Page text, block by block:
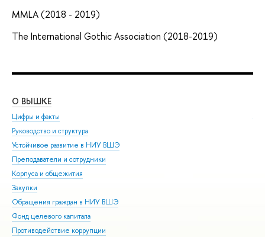
MMLA (2018 - 2019)
The International Gothic Association (2018-2019)
О ВЫШКЕ
Цифры и факты
Руководство и структура
Устойчивое развитие в НИУ ВШЭ
Преподаватели и сотрудники
Корпуса и общежития
Закупки
Обращения граждан в НИУ ВШЭ
Фонд целевого капитала
Противодействие коррупции